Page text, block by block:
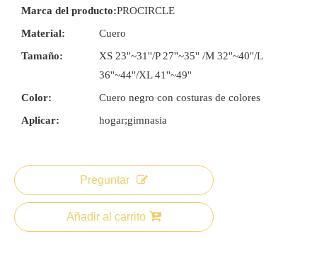
Marca del producto:PROCIRCLE
Material:
Cuero
Tamaño:
XS 23''~31''/P 27''~35'' /M 32''~40''/L
36''~44''/XL 41''~49''
Color:
Cuero negro con costuras de colores
Aplicar:
hogar;gimnasia
Preguntar
Añadir al carrito